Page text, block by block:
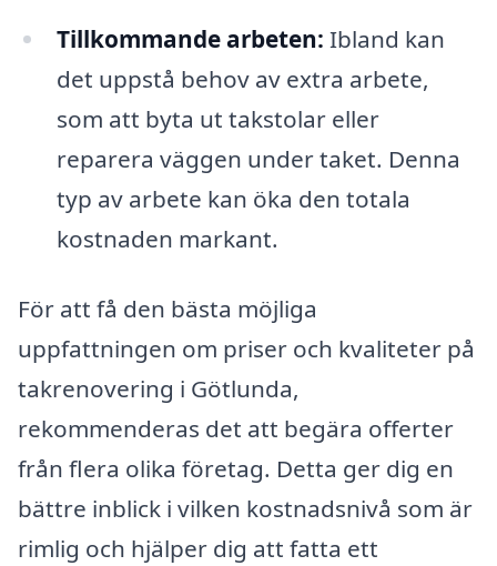
Tillkommande arbeten: Ibland kan
det uppstå behov av extra arbete,
som att byta ut takstolar eller
reparera väggen under taket. Denna
typ av arbete kan öka den totala
kostnaden markant.
För att få den bästa möjliga
uppfattningen om priser och kvaliteter på
takrenovering i Götlunda,
rekommenderas det att begära offerter
från flera olika företag. Detta ger dig en
bättre inblick i vilken kostnadsnivå som är
rimlig och hjälper dig att fatta ett